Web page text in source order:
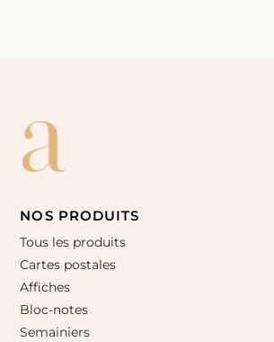
NOS PRODUITS
Tous les produits
Cartes postales
Affiches
Bloc-notes
Semainiers